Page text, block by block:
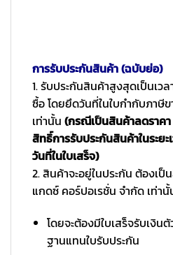
การรับประกันสินค้า (ฉบับย่อ)
1. รับประกันสินค้าสูงสุดเป็นเว
ซื้อ โดยยึดวันที่ในใบกำกับภาษีข
เท่านั้น (กรณีเป็นสินค้าลดราค
สิทธิ์การรับประกันสินค้าในระยะ
วันที่ในใบเสร็จ)
2. สินค้าจะอยู่ในประกัน ต้องเ
แกดซ์ คอร์ปอเรชั่น จำกัด เท่านั้
โดยจะต้องมีใบเสร็จรับเงิน
ฐานแทนใบรับประกัน